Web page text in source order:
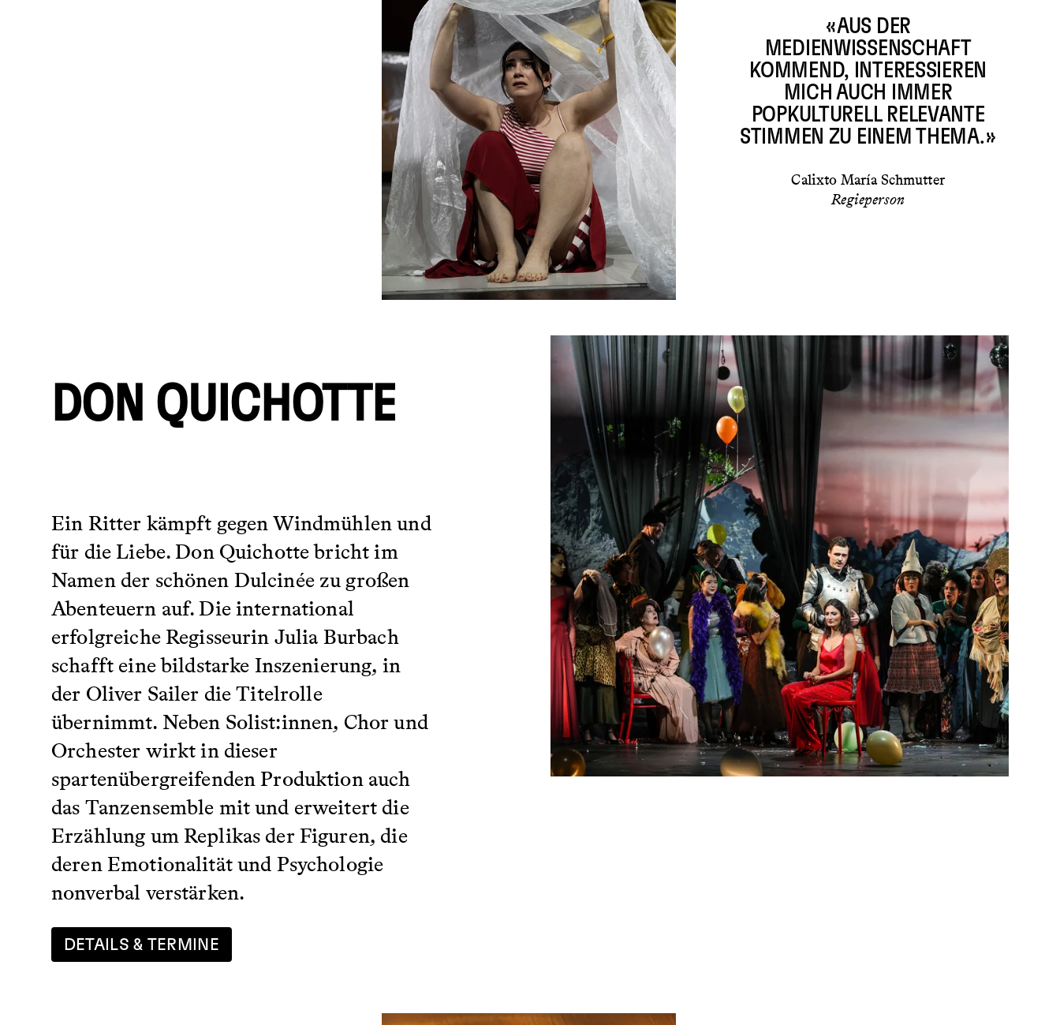
«AUS DER
MEDIENWISSENSCHAFT
KOMMEND, INTERESSIEREN
MICH AUCH IMMER
POPKULTURELL RELEVANTE
STIMMEN ZU EINEM THEMA.»
Calixto María Schmutter
Regieperson
DON QUICHOTTE
Ein Ritter kämpft gegen Windmühlen und
für die Liebe. Don Quichotte bricht im
Namen der schönen Dulcinée zu großen
Abenteuern auf. Die international
erfolgreiche Regisseurin Julia Burbach
schafft eine bildstarke Inszenierung, in
der Oliver Sailer die Titelrolle
übernimmt. Neben Solist:innen, Chor und
Orchester wirkt in dieser
spartenübergreifenden Produktion auch
das Tanzensemble mit und erweitert die
Erzählung um Replikas der Figuren, die
deren Emotionalität und Psychologie
nonverbal verstärken.
DETAILS & TERMINE